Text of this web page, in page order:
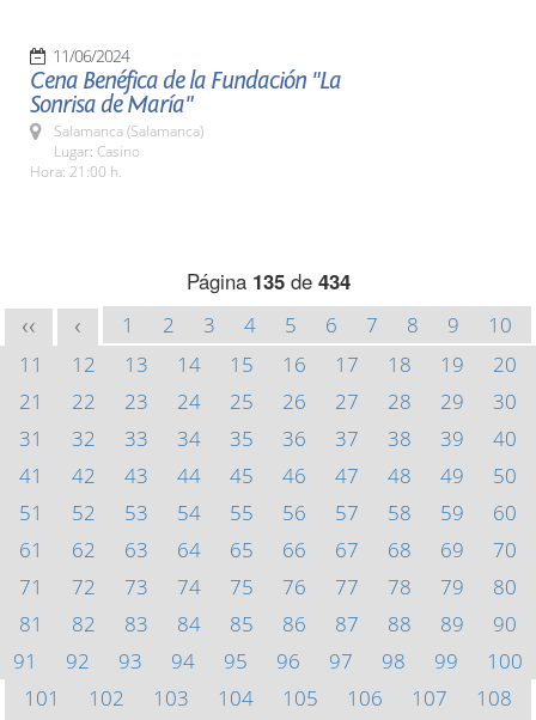
11/06/2024
Cena Benéfica de la Fundación "La
Sonrisa de María"
Salamanca (Salamanca)
Lugar: Casino
Hora: 21:00 h.
Página 135de 434
<< < 1 2 3 4 5 6 7 8 9
10
11
12 13 14 15 16 17 18 19
20
21
22 23 24 25 26 27 28 29
30
31
32 33 34 35 36 37 38 39
40
41
42 43 44 45 46 47 48 49
50
51
52 53 54 55 56 57 58 59
60
61
62 63 64 65 66 67 68 69
70
71
72 73 74 75 76 77 78 79
80
81
82 83 84 85 86 87 88 89
90
91
92 93 94 95 96 97 98 99
100
101
102 103 104 105 106 107
108